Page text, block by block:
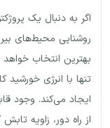
اگر به دنبال یک
بهترین انتخاب
تنها با انرژی
ایجاد می‌کند. وجود
از راه دور، زاویه